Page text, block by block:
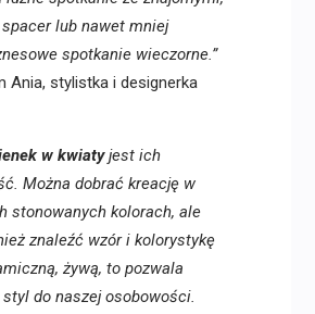
lub nawet mniej
spotkanie wieczorne.”
Ania, stylistka i designerka
w kwiatyjest ich
Można dobrać kreację w
stonowanych kolorach, ale
znaleźć wzór i kolorystykę
żywą, to pozwala
do naszej osobowości.